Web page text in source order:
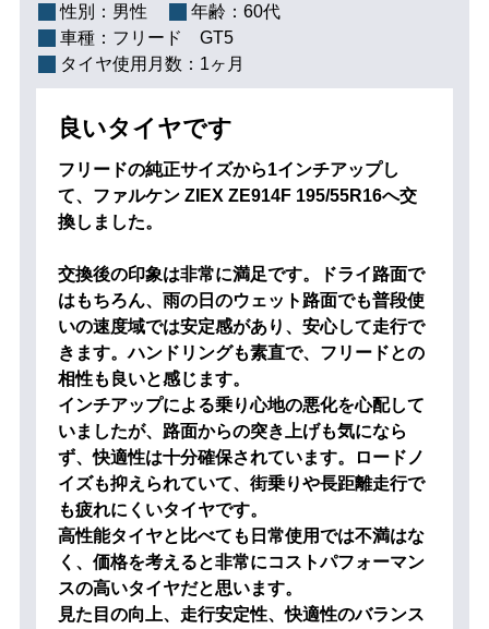
性別： 男性 年齢： 60代
車種： フリード GT5
タイヤ使用月数： 1ヶ月
良いタイヤです
フリードの純正サイズから1インチアップし
て、ファルケン ZIEX ZE914F 195/55R16へ交
換しました。
交換後の印象は非常に満足です。ドライ路面で
はもちろん、雨の日のウェット路面でも普段使
いの速度域では安定感があり、安心して走行で
きます。ハンドリングも素直で、フリードとの
相性も良いと感じます。
インチアップによる乗り心地の悪化を心配して
いましたが、路面からの突き上げも気になら
ず、快適性は十分確保されています。ロードノ
イズも抑えられていて、街乗りや長距離走行で
も疲れにくいタイヤです。
高性能タイヤと比べても日常使用では不満はな
く、価格を考えると非常にコストパフォーマン
スの高いタイヤだと思います。
見た目の向上、走行安定性、快適性のバランス